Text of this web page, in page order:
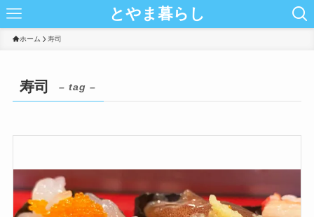
とやま暮らし
ホーム 寿司
寿司 – tag –